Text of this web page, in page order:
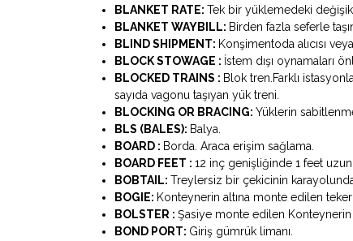
BLANKET RATE: Tek bir yüklemedeki
BLANKET WAYBILL: Birden fazla seferle
BLIND SHIPMENT: Konşimentoda alıcısı
BLOCK STOWAGE : İstem dışı oynamaları
BLOCKED TRAINS : Blok tren.Farklı
sayıda vagonu taşıyan yük treni.
BLOCKING OR BRACING: Yüklerin
BLS (BALES): Balya.
BOARD : Borda. Araca erişim sağlama.
BOARD FEET : 12 inç genişliğinde 1 feet
BOBTAIL: Treylersiz bir çekicinin
BOGIE: Konteynerin altına monte edilen
BOLSTER : Şasiye monte edilen
BOND PORT: Giriş gümrük limanı.